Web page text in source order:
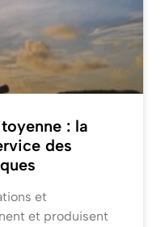
: la
des
et
et produisent